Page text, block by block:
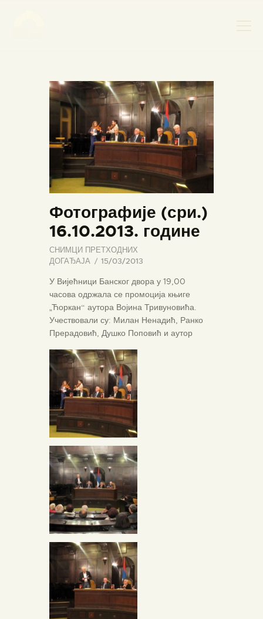
НАСЛОВНА
НОВОСТИ
НАЈАВА ДОГАЂАЈА
БАНСКИ ДВОР
ФОТОГРАФИЈЕ
ВИДЕО
Фотографије (сри.)
16.10.2013. године
СНИМЦИ ПРЕТХОДНИХ
ДОГАЂАЈА
15/03/2013
У Вијећници Банског двора у 19,00
часова одржала се промоција књиге
„Ћоркан“ аутора Војина Тривуновића.
Учествовали су: Милан Ненадић, Ранко
Прерадовић, Душко Поповић и аутор